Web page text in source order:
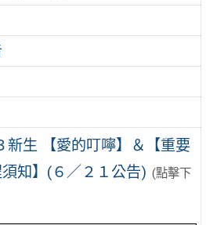
新生 【愛的叮嚀】＆【重要
知】(６／２１公告) (點擊下